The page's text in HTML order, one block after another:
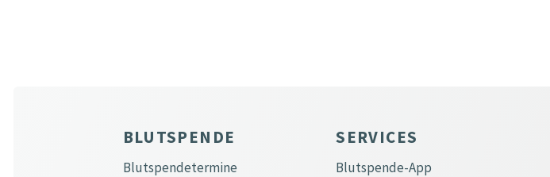
BLUTSPENDE
Blutspendetermine
SERVICES
Blutspende-App